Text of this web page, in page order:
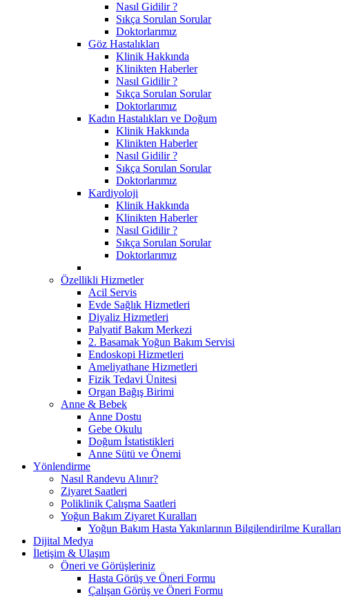
Nasıl Gidilir ?
Sıkça Sorulan Sorular
Doktorlarımız
Göz Hastalıkları
Klinik Hakkında
Klinikten Haberler
Nasıl Gidilir ?
Sıkça Sorulan Sorular
Doktorlarımız
Kadın Hastalıkları ve Doğum
Klinik Hakkında
Klinikten Haberler
Nasıl Gidilir ?
Sıkça Sorulan Sorular
Doktorlarımız
Kardiyoloji
Klinik Hakkında
Klinikten Haberler
Nasıl Gidilir ?
Sıkça Sorulan Sorular
Doktorlarımız
Özellikli Hizmetler
Acil Servis
Evde Sağlık Hizmetleri
Diyaliz Hizmetleri
Palyatif Bakım Merkezi
2. Basamak Yoğun Bakım Servisi
Endoskopi Hizmetleri
Ameliyathane Hizmetleri
Fizik Tedavi Ünitesi
Organ Bağış Birimi
Anne & Bebek
Anne Dostu
Gebe Okulu
Doğum İstatistikleri
Anne Sütü ve Önemi
Yönlendirme
Nasıl Randevu Alınır?
Ziyaret Saatleri
Poliklinik Çalışma Saatleri
Yoğun Bakım Ziyaret Kuralları
Yoğun Bakım Hasta Yakınlarının Bilgilendirilme Kuralları
Dijital Medya
İletişim & Ulaşım
Öneri ve Görüşleriniz
Hasta Görüş ve Öneri Formu
Çalışan Görüş ve Öneri Formu